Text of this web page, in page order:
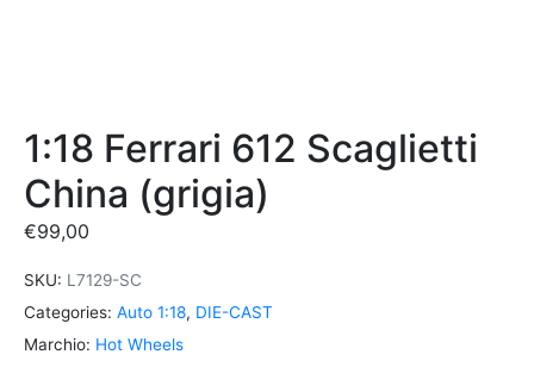
1:18 Ferrari 612 Scaglietti
China (grigia)
€99,00
SKU: L7129-SC
Categories: Auto 1:18, DIE-CAST
Marchio: Hot Wheels